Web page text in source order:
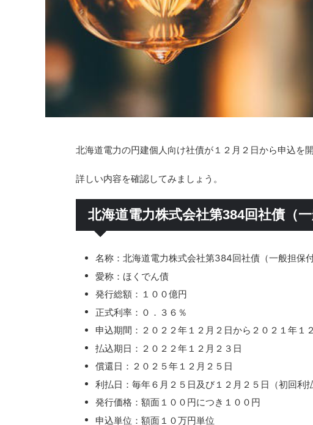
北海道電力の円建個人向け社債が１２月２日から申込を開
詳しい内容を確認してみましょう。
北海道電力株式会社第384回社債（
名称：北海道電力株式会社第384回社債（一般担保付
愛称：ほくでん債
発行総額：１００億円
正式利率：０．３６％
申込期間：２０２２年１２月２日から２０２１年１
払込期日：２０２２年１２月２３日
償還日：２０２５年１２月２５日
利払日：毎年６月２５日及び１２月２５日（初回利
発行価格：額面１００円につき１００円
申込単位：額面１０万円単位